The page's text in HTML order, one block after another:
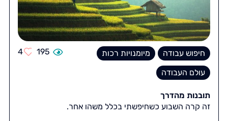
חיפוש עבודה
מיומנויות רכות
עולם העבודה
195
4
תובנות מהדרך
זה קרה השבוע כשחיפשתי בכלל משהו אחר.